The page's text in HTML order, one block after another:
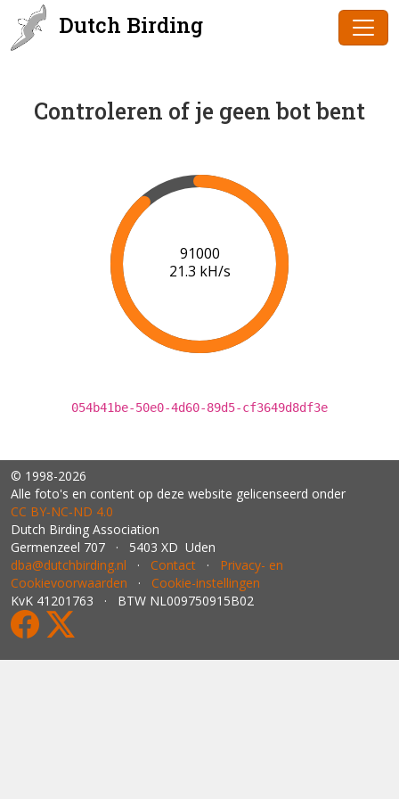
Dutch Birding
Controleren of je geen bot bent
91000
21.3 kH/s
054b41be-50e0-4d60-89d5-cf3649d8df3e
© 1998-2026
Alle foto's en content op deze website gelicenseerd onder
CC BY‑NC‑ND 4.0
Dutch Birding Association
Germenzeel 707 · 5403 XD Uden
dba@dutchbirding.nl · Contact · Privacy- en
Cookievoorwaarden · Cookie-instellingen
KvK 41201763 · BTW NL009750915B02